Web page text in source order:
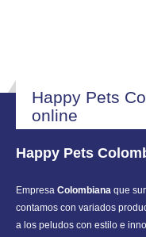
Happy Pets
online
Happy Pets
Empresa Colombiana que
contamos con variados
a los peludos con estilo e